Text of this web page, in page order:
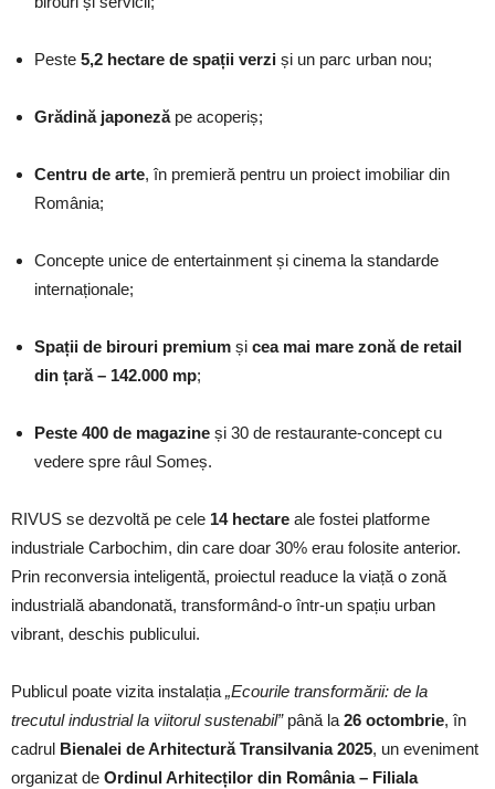
Peste 5,2 hectare de spații verzi și un parc urban nou;
Grădină japonezăpe acoperiș;
Centru de arte, în premieră pentru un proiect imobiliar din
România;
Concepte unice de entertainment și cinema la standarde
internaționale;
Spații de birouri premium și cea mai mare zonă de retail
din țară – 142.000 mp;
Peste 400 de magazine și 30 de restaurante-concept cu
vedere spre râul Someș.
RIVUS se dezvoltă pe cele 14 hectare ale fostei platforme
industriale Carbochim, din care doar 30% erau folosite anterior.
Prin reconversia inteligentă, proiectul readuce la viață o zonă
industrială abandonată, transformând-o într-un spațiu urban
vibrant, deschis publicului.
Publicul poate vizita instalația „Ecourile transformării: de la
trecutul industrial la viitorul sustenabil”până la 26 octombrie, în
cadrul Bienalei de Arhitectură Transilvania 2025, un eveniment
organizat de Ordinul Arhitecților din România – Filiala